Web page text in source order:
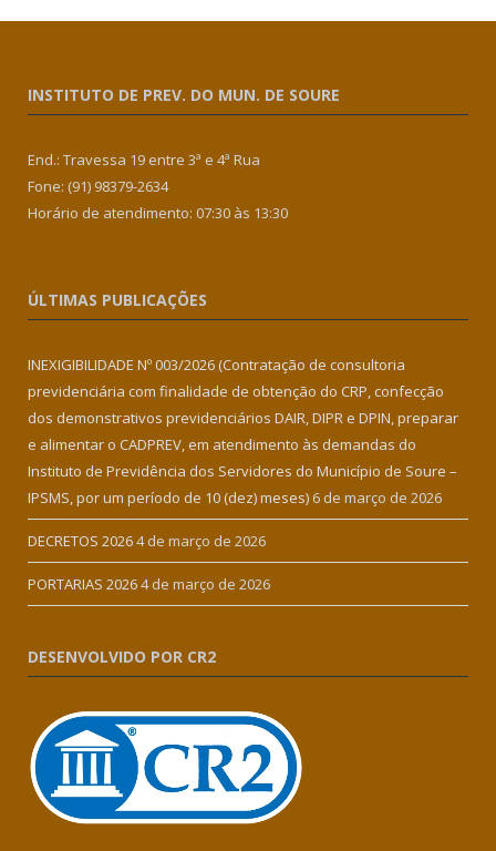
INSTITUTO DE PREV. DO MUN. DE SOURE
End.: Travessa 19 entre 3ª e 4ª Rua
Fone: (91) 98379-2634
Horário de atendimento: 07:30 às 13:30
ÚLTIMAS PUBLICAÇÕES
INEXIGIBILIDADE Nº 003/2026 (Contratação de consultoria
previdenciária com finalidade de obtenção do CRP, confecção
dos demonstrativos previdenciários DAIR, DIPR e DPIN, preparar
e alimentar o CADPREV, em atendimento às demandas do
Instituto de Previdência dos Servidores do Município de Soure –
IPSMS, por um período de 10 (dez) meses) 6 de março de 2026
DECRETOS 20264 de março de 2026
PORTARIAS 20264 de março de 2026
DESENVOLVIDO POR CR2